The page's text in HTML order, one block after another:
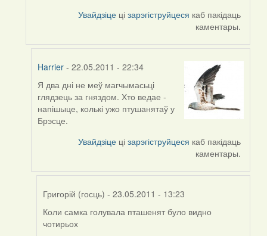
Увайдзіце цізарэгіструйцеся каб пакідаць
каментары.
Harrier - 22.05.2011 - 22:34
In
reply
to
by
Я два дні не меў магчымасьці
глядзець за гняздом. Хто ведае -
напішыце, колькі ужо птушанятаў у
Брэсце.
Увайдзіце цізарэгіструйцеся каб пакідаць
каментары.
Григорій (госць) - 23.05.2011 - 13:23
In
reply
Коли самка голувала пташенят було видно
чотирьох